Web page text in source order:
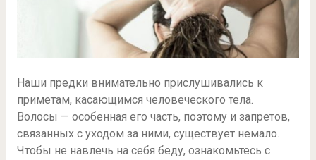
Наши предки внимательно прислушивались к
приметам, касающимся человеческого тела.
Волосы — особенная его часть, поэтому и запретов,
связанных с уходом за ними, существует немало.
Чтобы не навлечь на себя беду, ознакомьтесь с